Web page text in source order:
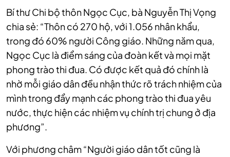
Bí thư Chi bộ thôn Ngọc Cục, bà Nguyễn Thị Vọng
chia sẻ: “Thôn có 270 hộ, với 1.056 nhân khẩu,
trong đó 60% người Công giáo. Những năm qua,
Ngọc Cục là điểm sáng của đoàn kết và mọi mặt
phong trào thi đua. Có được kết quả đó chính là
nhờ mỗi giáo dân đều nhận thức rõ trách nhiệm của
mình trong đẩy mạnh các phong trào thi đua yêu
nước, thực hiện các nhiệm vụ chính trị chung ở địa
phương”.
Với phương châm “Người giáo dân tốt cũng là